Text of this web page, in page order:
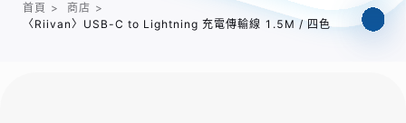
首頁 > 商店 >
〈Riivan〉USB-C to Lightning 充電傳輸線 1.5M / 四色